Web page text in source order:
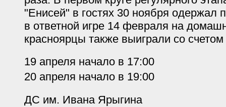
"Енисей" в гостях 30 ноября одержал
в ответной игре 14 февраля на
красноярцы также выиграли со
19 апреля начало в 17:00
20 апреля начало в 19:00
ДС им. Ивана Ярыгина